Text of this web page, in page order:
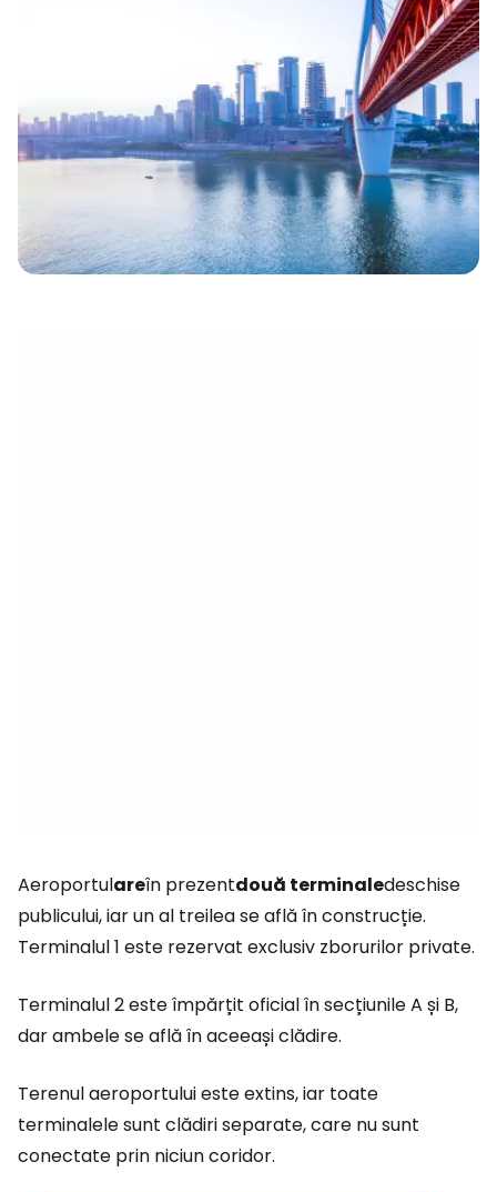
Aeroportulareîn prezentdouă terminaledeschise
publicului, iar un al treilea se află în construcție.
Terminalul 1 este rezervat exclusiv zborurilor private.
Terminalul 2 este împărțit oficial în secțiunile A și B,
dar ambele se află în aceeași clădire.
Terenul aeroportului este extins, iar toate
terminalele sunt clădiri separate, care nu sunt
conectate prin niciun coridor.